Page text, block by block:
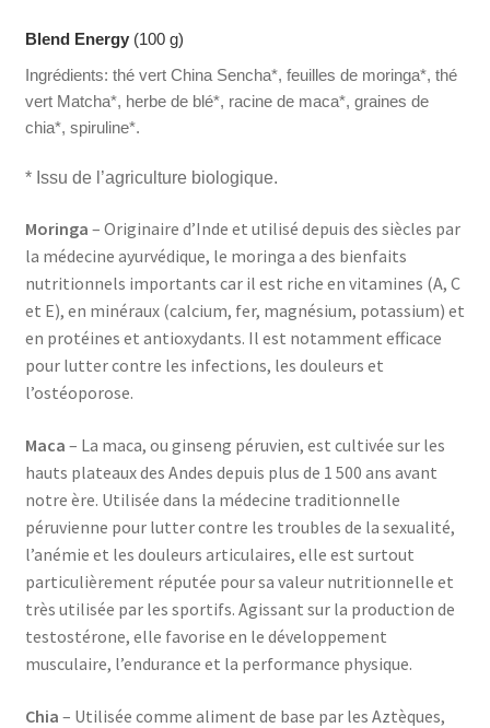
Blend Energy (100 g)
Ingrédients: thé vert China Sencha*, feuilles de moringa*, thé
vert Matcha*, herbe de blé*, racine de maca*, graines de
chia*, spiruline*.
* Issu de l’agriculture biologique.
Moringa – Originaire d’Inde et utilisé depuis des siècles par
la médecine ayurvédique, le moringa a des bienfaits
nutritionnels importants car il est riche en vitamines (A, C
et E), en minéraux (calcium, fer, magnésium, potassium) et
en protéines et antioxydants. Il est notamment efficace
pour lutter contre les infections, les douleurs et
l’ostéoporose.
Maca – La maca, ou ginseng péruvien, est cultivée sur les
hauts plateaux des Andes depuis plus de 1 500 ans avant
notre ère. Utilisée dans la médecine traditionnelle
péruvienne pour lutter contre les troubles de la sexualité,
l’anémie et les douleurs articulaires, elle est surtout
particulièrement réputée pour sa valeur nutritionnelle et
très utilisée par les sportifs. Agissant sur la production de
testostérone, elle favorise en le développement
musculaire, l’endurance et la performance physique.
Chia – Utilisée comme aliment de base par les Aztèques,